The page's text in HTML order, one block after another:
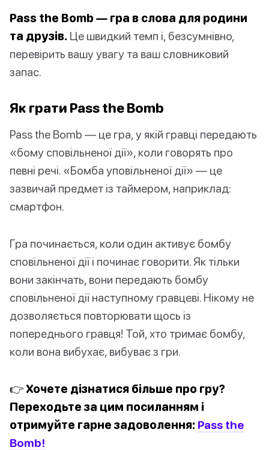
Pass the Bomb — гра в слова для родини
та друзів. Це швидкий темп і, безсумнівно,
перевірить вашу увагу та ваш словниковий
запас.
Як грати Pass the Bomb
Pass the Bomb — це гра, у якій гравці передають
«бому сповільненої дії», коли говорять про
певні речі. «Бомба уповільненої дії» — це
зазвичай предмет із таймером, наприклад:
смартфон.
Гра починається, коли один активує бомбу
сповільненої дії і починає говорити. Як тільки
вони закінчать, вони передають бомбу
сповільненої дії наступному гравцеві. Нікому не
дозволяється повторювати щось із
попереднього гравця! Той, хто тримає бомбу,
коли вона вибухає, вибуває з гри.
👉 Хочете дізнатися більше про гру?
Переходьте за цим посиланням і
отримуйте гарне задоволення: Pass the
Bomb!